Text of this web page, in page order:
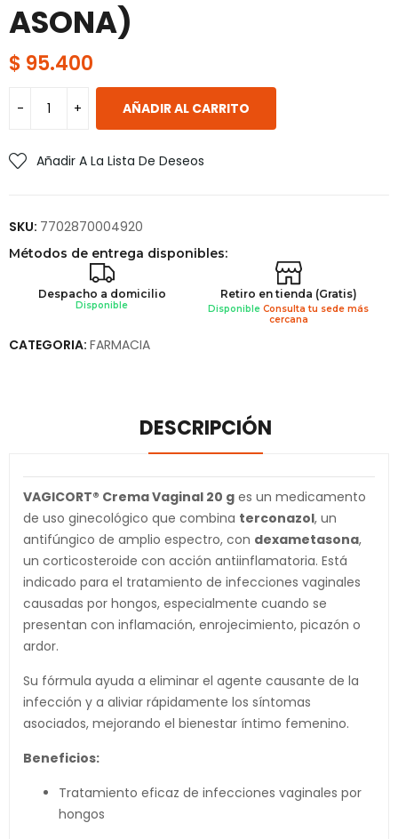
ASONA)
$ 95.400
AÑADIR AL CARRITO
Añadir A La Lista De Deseos
SKU: 7702870004920
Métodos de entrega disponibles:
Despacho a domicilio
Disponible
Retiro en tienda (Gratis)
DisponibleConsulta tu sede más
cercana
CATEGORIA: FARMACIA
DESCRIPCIÓN
VAGICORT® Crema Vaginal 20 g es un medicamento
de uso ginecológico que combina terconazol, un
antifúngico de amplio espectro, con dexametasona,
un corticosteroide con acción antiinflamatoria. Está
indicado para el tratamiento de infecciones vaginales
causadas por hongos, especialmente cuando se
presentan con inflamación, enrojecimiento, picazón o
ardor.
Su fórmula ayuda a eliminar el agente causante de la
infección y a aliviar rápidamente los síntomas
asociados, mejorando el bienestar íntimo femenino.
Beneficios:
Tratamiento eficaz de infecciones vaginales por
hongos